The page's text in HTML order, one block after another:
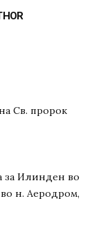
Св. пророк
за Илинден во
н. Аеродром,